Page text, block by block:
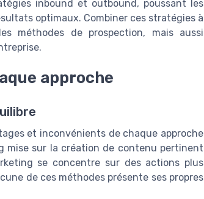
inbound et outbound, poussant les
optimaux. Combiner ces stratégies à
méthodes de prospection, mais aussi
approche
et inconvénients de chaque approche
mise sur la création de contenu pertinent
se concentre sur des actions plus
de ces méthodes présente ses propres